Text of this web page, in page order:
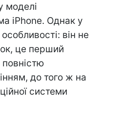
моделі
iPhone. Однак у
він не
це перший
повністю
до того ж на
системи